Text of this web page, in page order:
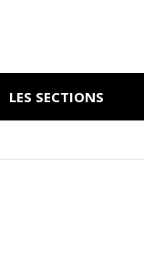
LES SECTIONS